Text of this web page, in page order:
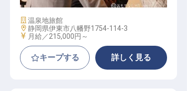
施設業態
温泉地旅館
勤務地
静岡県伊東市八幡野1754-114-3
給与
月給／215,000円～
キープする 詳しく見る